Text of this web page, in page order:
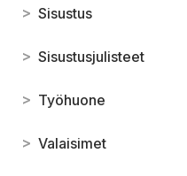
> Sisustus
> Sisustusjulisteet
> Työhuone
> Valaisimet